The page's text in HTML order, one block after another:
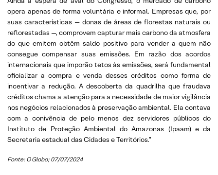
opera apenas de forma voluntária e informal. Empresas que, por
suas características — donas de áreas de florestas naturais ou
reflorestadas —, comprovem capturar mais carbono da atmosfera
do que emitem obtêm saldo positivo para vender a quem não
consegue compensar suas emissões. Em razão dos acordos
internacionais que imporão tetos às emissões, será fundamental
oficializar a compra e venda desses créditos como forma de
incentivar a redução. A descoberta da quadrilha que fraudava
créditos chama a atenção para a necessidade de maior vigilância
nos negócios relacionados à preservação ambiental. Ela contava
com a conivência de pelo menos dez servidores públicos do
Instituto de Proteção Ambiental do Amazonas (Ipaam) e da
Secretaria estadual das Cidades e Territórios.”
Fonte: O Globo; 07/07/2024